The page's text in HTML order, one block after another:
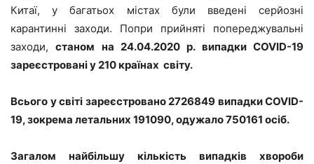
Китаї, у багатьох містах були введені серйозні
карантинні заходи. Попри прийняті попереджувальні
заходи,станом на 24.04.2020 р. випадки COVID-19
зареєстровані у 210 країнах світу.
Всього у світі зареєстровано 2726849 випадки COVID-
19, зокрема летальних 191090, одужало 750161 осіб.
Загалом найбільшу кількість випадків хвороби